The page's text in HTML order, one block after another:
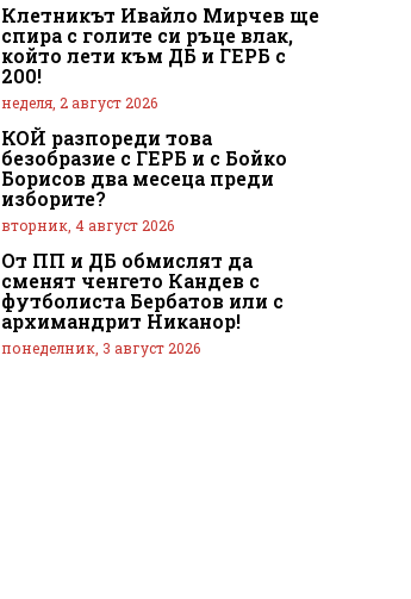
Клетникът Ивайло Мирчев ще
спира с голите си ръце влак,
който лети към ДБ и ГЕРБ с
200!
неделя, 2 август 2026
КОЙ разпореди това
безобразие с ГЕРБ и с Бойко
Борисов два месеца преди
изборите?
вторник, 4 август 2026
От ПП и ДБ обмислят да
сменят ченгето Кандев с
футболиста Бербатов или с
архимандрит Никанор!
понеделник, 3 август 2026